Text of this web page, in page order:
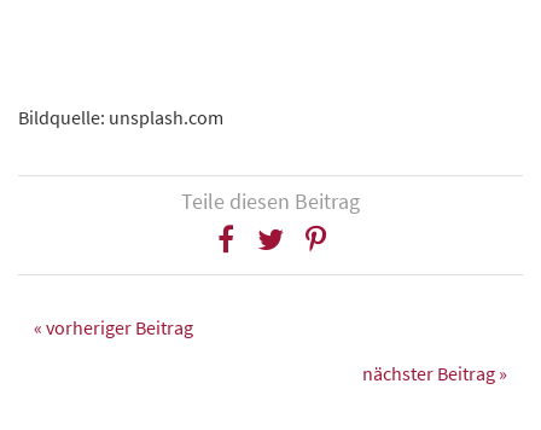
Bildquelle: unsplash.com
Teile diesen Beitrag
« vorheriger Beitrag
nächster Beitrag »